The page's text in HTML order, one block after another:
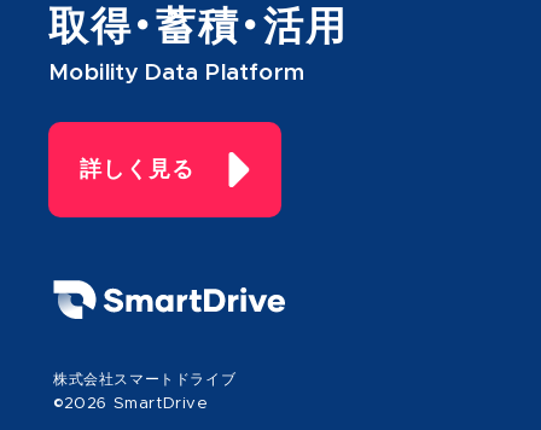
取得・蓄積・活用
Mobility Data Platform
詳しく見る
株式会社スマートドライブ
©2026 SmartDrive